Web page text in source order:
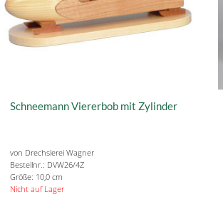
Schneemann Viererbob mit Zylinder
von Drechslerei Wagner
Bestellnr.: DVW26/4Z
Größe: 10,0 cm
Nicht auf Lager